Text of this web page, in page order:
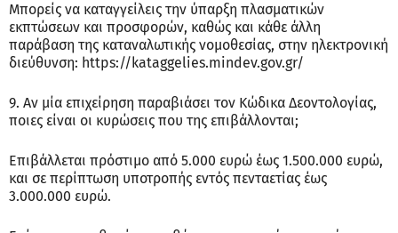
Μπορείς να καταγγείλεις την ύπαρξη πλασματικών
εκπτώσεων και προσφορών, καθώς και κάθε άλλη
παράβαση της καταναλωτικής νομοθεσίας, στην ηλεκτρονική
διεύθυνση: https://kataggelies.mindev.gov.gr/
9. Αν μία επιχείρηση παραβιάσει τον Κώδικα Δεοντολογίας,
ποιες είναι οι κυρώσεις που της επιβάλλονται;
Επιβάλλεται πρόστιμο από 5.000 ευρώ έως 1.500.000 ευρώ,
και σε περίπτωση υποτροπής εντός πενταετίας έως
3.000.000 ευρώ.